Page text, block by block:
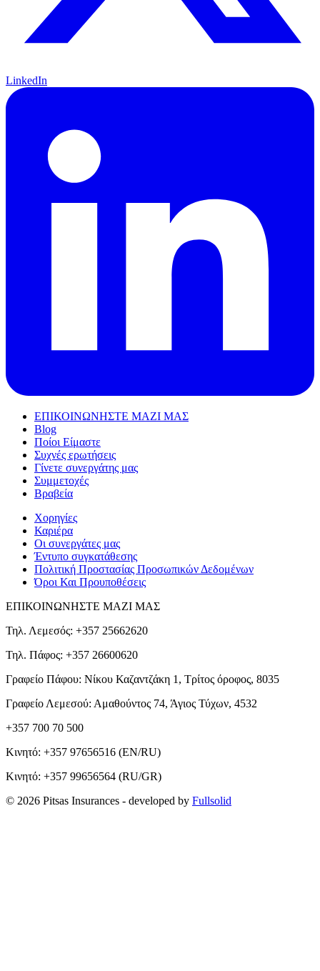
LinkedIn
ΕΠΙΚΟΙΝΩΝΗΣΤΕ ΜΑΖΙ ΜΑΣ
Blog
Ποίοι Είμαστε
Συχνές ερωτήσεις
Γίνετε συνεργάτης μας
Συμμετοχές
Βραβεία
Χορηγίες
Καριέρα
Οι συνεργάτες μας
Έντυπο συγκατάθεσης
Πολιτική Προστασίας Προσωπικών Δεδομένων
Όροι Και Προυποθέσεις
ΕΠΙΚΟΙΝΩΝΗΣΤΕ ΜΑΖΙ ΜΑΣ
Τηλ. Λεμεσός: +357 25662620
Τηλ. Πάφος: +357 26600620
Γραφείο Πάφου: Νίκου Καζαντζάκη 1, Τρίτος όροφος, 8035
Γραφείο Λεμεσού: Αμαθούντος 74, Άγιος Τύχων, 4532
+357 700 70 500
Κινητό: +357 97656516 (EN/RU)
Κινητό: +357 99656564 (RU/GR)
© 2026 Pitsas Insurances - developed by Fullsolid